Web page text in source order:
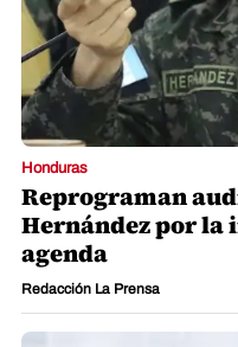
Honduras
Reprograman
Hernández por
agenda
Redacción La Prensa